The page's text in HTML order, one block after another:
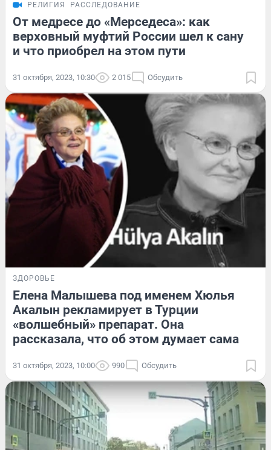
РЕЛИГИЯ РАССЛЕДОВАНИЕ
От медресе до «Мерседеса»: как
верховный муфтий России шел к сану
и что приобрел на этом пути
31 октября, 2023, 10:30 2 015 Обсудить
ЗДОРОВЬЕ
Елена Малышева под именем Хюлья
Акалын рекламирует в Турции
«волшебный» препарат. Она
рассказала, что об этом думает сама
31 октября, 2023, 10:00 990 Обсудить